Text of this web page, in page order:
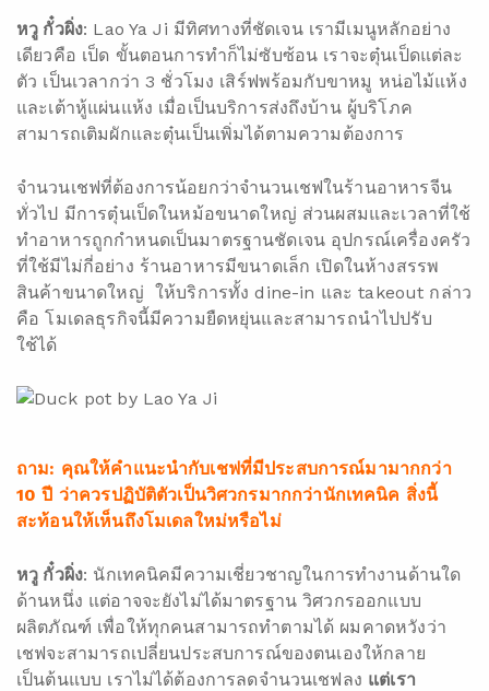
หวู กั๋วผิ่ง: Lao Ya Ji มีทิศทางที่ชัดเจน เรามีเมนูหลักอย่าง
เดียวคือ เป็ด ขั้นตอนการทำก็ไม่ซับซ้อน เราจะตุ๋นเป็ดแต่ละ
ตัว เป็นเวลากว่า 3 ชั่วโมง เสิร์ฟพร้อมกับขาหมู หน่อไม้แห้ง
และเต้าหู้แผ่นแห้ง เมื่อเป็นบริการส่งถึงบ้าน ผู้บริโภค
สามารถเติมผักและตุ๋นเป็นเพิ่มได้ตามความต้องการ
จำนวนเชฟที่ต้องการน้อยกว่าจำนวนเชฟในร้านอาหารจีน
ทั่วไป มีการตุ๋นเป็ดในหม้อขนาดใหญ่ ส่วนผสมและเวลาที่ใช้
ทำอาหารถูกกำหนดเป็นมาตรฐานชัดเจน อุปกรณ์เครื่องครัว
ที่ใช้มีไม่กี่อย่าง ร้านอาหารมีขนาดเล็ก เปิดในห้างสรรพ
สินค้าขนาดใหญ่ ให้บริการทั้ง dine-in และ takeout กล่าว
คือ โมเดลธุรกิจนี้มีความยืดหยุ่นและสามารถนำไปปรับ
ใช้ได้
ถาม: คุณให้คำแนะนำกับเชฟที่มีประสบการณ์มามากกว่า
10 ปี ว่าควรปฏิบัติตัวเป็นวิศวกรมากกว่านักเทคนิค สิ่งนี้
สะท้อนให้เห็นถึงโมเดลใหม่หรือไม่
หวู กั๋วผิ่ง: นักเทคนิคมีความเชี่ยวชาญในการทำงานด้านใด
ด้านหนึ่ง แต่อาจจะยังไม่ได้มาตรฐาน วิศวกรออกแบบ
ผลิตภัณฑ์ เพื่อให้ทุกคนสามารถทำตามได้ ผมคาดหวังว่า
เชฟจะสามารถเปลี่ยนประสบการณ์ของตนเองให้กลาย
เป็นต้นแบบ เราไม่ได้ต้องการลดจำนวนเชฟลง แต่เรา